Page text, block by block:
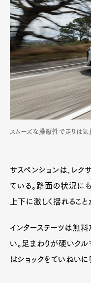
Art&Design
スムーズな操縦性で走りは
サスペンションは、レ
ている。路面の状況に
上下に激しく揺れること
インターステーツは無
い。足まわりが硬いク
はショックをていねいに